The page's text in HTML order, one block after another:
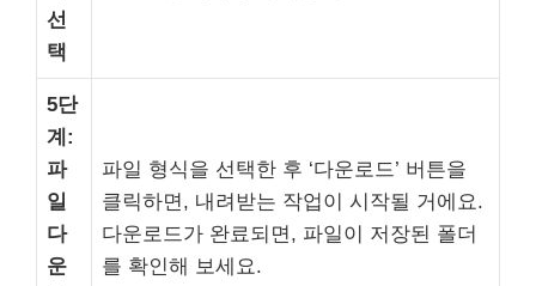
선
택
5단
계:
파
일
다
운
파일 형식을 선택한 후 ‘다운로드’ 버튼을
클릭하면, 내려받는 작업이 시작될 거에요.
다운로드가 완료되면, 파일이 저장된 폴더
를 확인해 보세요.